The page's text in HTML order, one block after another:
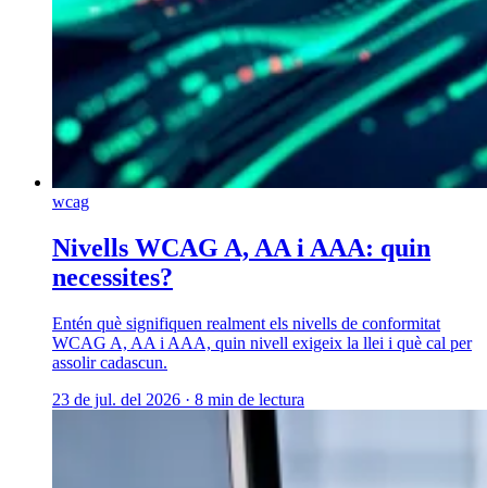
wcag
Nivells WCAG A, AA i AAA: quin
necessites?
Entén què signifiquen realment els nivells de conformitat
WCAG A, AA i AAA, quin nivell exigeix la llei i què cal per
assolir cadascun.
23 de jul. del 2026 · 8 min de lectura